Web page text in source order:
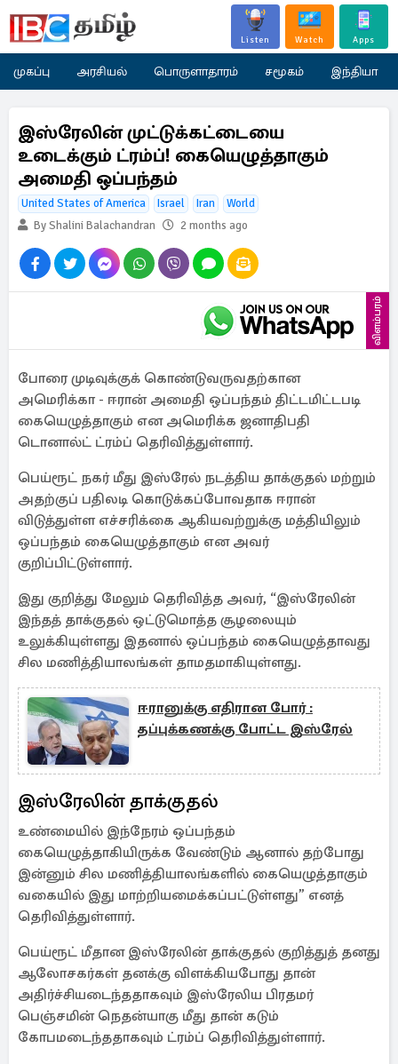
Listen Watch Apps
முகப்பு அரசியல் பொருளாதாரம் சமூகம் இந்தியா
இஸ்ரேலின் முட்டுக்கட்டையை
உடைக்கும் ட்ரம்ப்! கையெழுத்தாகும்
அமைதி ஒப்பந்தம்
United States of America Israel Iran
World
By Shalini Balachandran
2 months ago
விளம்பரம்
போரை முடிவுக்குக் கொண்டுவருவதற்கான
அமெரிக்கா - ஈரான் அமைதி ஒப்பந்தம் திட்டமிட்டபடி
கையெழுத்தாகும் என அமெரிக்க ஜனாதிபதி
டொனால்ட் ட்ரம்ப் தெரிவித்துள்ளார்.
பெய்ரூட் நகர் மீது இஸ்ரேல் நடத்திய தாக்குதல் மற்றும்
அதற்குப் பதிலடி கொடுக்கப்போவதாக ஈரான்
விடுத்துள்ள எச்சரிக்கை ஆகியவற்றுக்கு மத்தியிலும்
ஒப்பந்தம் கையெழுத்தாகும் என அவர்
குறிப்பிட்டுள்ளார்.
இது குறித்து மேலும் தெரிவித்த அவர், “இஸ்ரேலின்
இந்தத் தாக்குதல் ஒட்டுமொத்த சூழலையும்
உலுக்கியுள்ளது இதனால் ஒப்பந்தம் கையெழுத்தாவது
சில மணித்தியாலங்கள் தாமதமாகியுள்ளது.
ஈரானுக்கு எதிரான போர் :
தப்புக்கணக்கு போட்ட இஸ்ரேல்
இஸ்ரேலின் தாக்குதல்
உண்மையில் இந்நேரம் ஒப்பந்தம்
கையெழுத்தாகியிருக்க வேண்டும் ஆனால் தற்போது
இன்னும் சில மணித்தியாலங்களில் கையெழுத்தாகும்
வகையில் இது மாற்றியமைக்கப்பட்டுள்ளது” எனத்
தெரிவித்துள்ளார்.
பெய்ரூட் மீதான இஸ்ரேலின் தாக்குதல் குறித்துத் தனது
ஆலோசகர்கள் தனக்கு விளக்கியபோது தான்
அதிர்ச்சியடைந்ததாகவும் இஸ்ரேலிய பிரதமர்
பெஞ்சமின் நெதன்யாகு மீது தான் கடும்
கோபமடைந்ததாகவும் ட்ரம்ப் தெரிவித்துள்ளார்.